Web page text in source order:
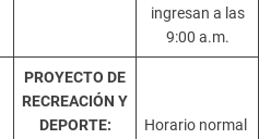
ingresan a las
9:00 a.m.
PROYECTO DE
RECREACIÓN Y
DEPORTE:
Horario normal